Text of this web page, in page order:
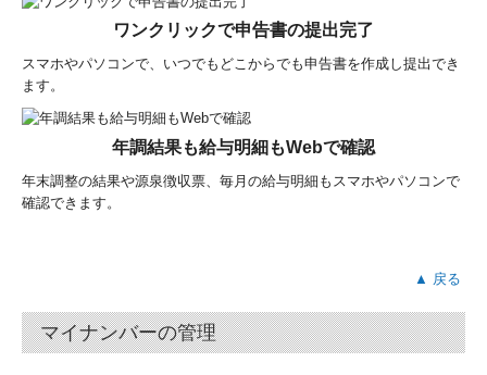
ワンクリックで申告書の提出完了
スマホやパソコンで、いつでもどこからでも申告書を作成し提出でき
ます。
年調結果も給与明細もWebで確認
年末調整の結果や源泉徴収票、毎月の給与明細もスマホやパソコンで
確認できます。
▲ 戻る
マイナンバーの管理